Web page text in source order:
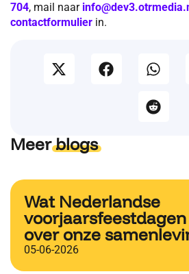
704, mail naar
contactformulier in.
Meerblogs
Wat Nederlandse
over onze
05-06-2026